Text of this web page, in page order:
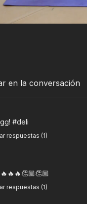
en la conversación
#deli
respuestas (1)
respuestas (1)